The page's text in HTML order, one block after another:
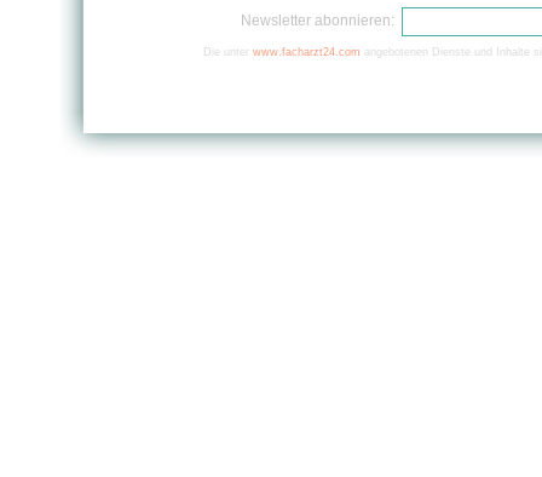
Newsletter abonnieren:
Die unter www.facharzt24.com angebotenen Dienste und Inhalte